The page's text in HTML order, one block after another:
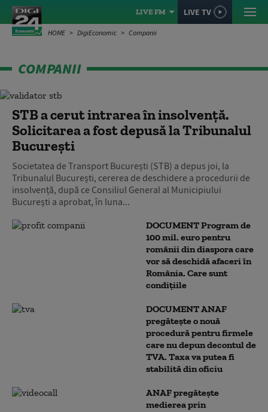
LIVE FM LIVE TV
HOME DigiEconomic Companii
COMPANII
STB a cerut intrarea în insolvență.
Solicitarea a fost depusă la Tribunalul
București
Societatea de Transport București (STB) a depus joi, la
Tribunalul București, cererea de deschidere a procedurii de
insolvență, după ce Consiliul General al Municipiului
București a aprobat, în luna...
DOCUMENT Program de
100 mil. euro pentru
românii din diaspora care
vor să deschidă afaceri în
România. Care sunt
condițiile
DOCUMENT ANAF
pregătește o nouă
procedură pentru firmele
care nu depun decontul de
TVA. Taxa va putea fi
stabilită din oficiu
ANAF pregătește
medierea prin